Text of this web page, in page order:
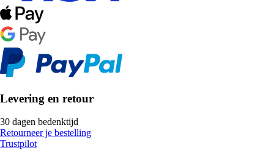
Levering en retour
30 dagen bedenktijd
Retourneer je bestelling
Trustpilot